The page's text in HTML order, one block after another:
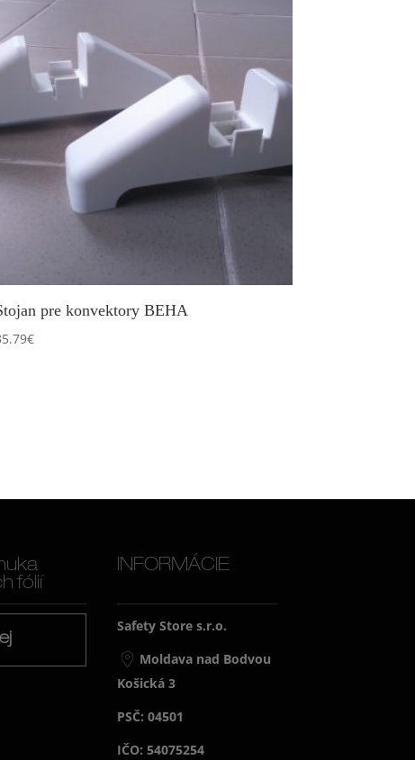
pre konvektory BEHA
€
fólií
INFORMÁCIE
Safety Store s.r.o.
Moldava nad Bodvou
Košická 3
PSČ: 04501
IČO: 54075254